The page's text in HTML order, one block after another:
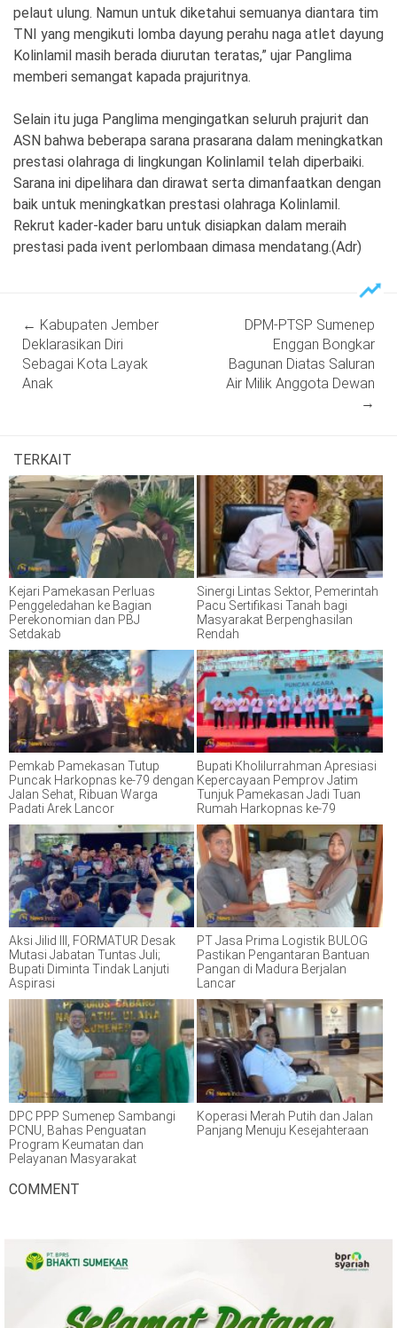
pelaut ulung. Namun untuk diketahui semuanya diantara tim
TNI yang mengikuti lomba dayung perahu naga atlet dayung
Kolinlamil masih berada diurutan teratas,” ujar Panglima
memberi semangat kapada prajuritnya.
Selain itu juga Panglima mengingatkan seluruh prajurit dan
ASN bahwa beberapa sarana prasarana dalam meningkatkan
prestasi olahraga di lingkungan Kolinlamil telah diperbaiki.
Sarana ini dipelihara dan dirawat serta dimanfaatkan dengan
baik untuk meningkatkan prestasi olahraga Kolinlamil.
Rekrut kader-kader baru untuk disiapkan dalam meraih
prestasi pada ivent perlombaan dimasa mendatang.(Adr)
navigation
← Kabupaten Jember
Deklarasikan Diri
Sebagai Kota Layak
Anak
DPM-PTSP Sumenep
Enggan Bongkar
Bagunan Diatas Saluran
Air Milik Anggota Dewan
→
TERKAIT
Kejari Pamekasan Perluas
Penggeledahan ke Bagian
Perekonomian dan PBJ
Setdakab
Sinergi Lintas Sektor, Pemerintah
Pacu Sertifikasi Tanah bagi
Masyarakat Berpenghasilan
Rendah
Pemkab Pamekasan Tutup
Puncak Harkopnas ke-79 dengan
Jalan Sehat, Ribuan Warga
Padati Arek Lancor
Bupati Kholilurrahman Apresiasi
Kepercayaan Pemprov Jatim
Tunjuk Pamekasan Jadi Tuan
Rumah Harkopnas ke-79
Aksi Jilid III, FORMATUR Desak
Mutasi Jabatan Tuntas Juli;
Bupati Diminta Tindak Lanjuti
Aspirasi
PT Jasa Prima Logistik BULOG
Pastikan Pengantaran Bantuan
Pangan di Madura Berjalan
Lancar
DPC PPP Sumenep Sambangi
PCNU, Bahas Penguatan
Program Keumatan dan
Pelayanan Masyarakat
Koperasi Merah Putih dan Jalan
Panjang Menuju Kesejahteraan
COMMENT